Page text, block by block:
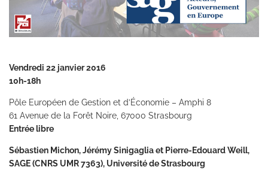
Vendredi 22 janvier 2016
10h-18h
Pôle Européen de Gestion et d’Économie – Amphi 8
61 Avenue de la Forêt Noire, 67000 Strasbourg
Entrée libre
Sébastien Michon, Jérémy Sinigaglia et Pierre-Edouard Weill,
SAGE (CNRS UMR 7363), Université de Strasbourg